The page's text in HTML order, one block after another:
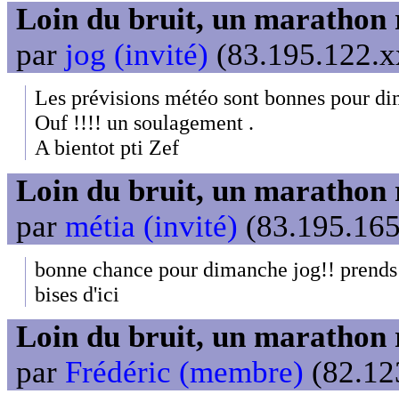
Loin du bruit, un marathon
par jog (invité)
Les prévisions météo sont bonnes pour
Ouf !!!! un soulagement .
A bientot pti Zef
Loin du bruit, un marathon
par métia (invité)
bonne chance pour dimanche jog!!
bises d'ici
Loin du bruit, un marathon
par Frédéric (membre)